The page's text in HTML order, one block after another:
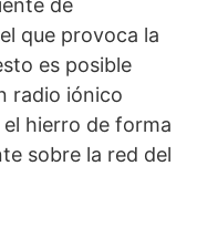
de
que provoca la
es posible
radio iónico
hierro de forma
sobre la red del